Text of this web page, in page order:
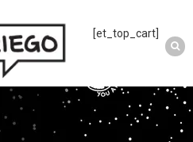
[et_top_cart]